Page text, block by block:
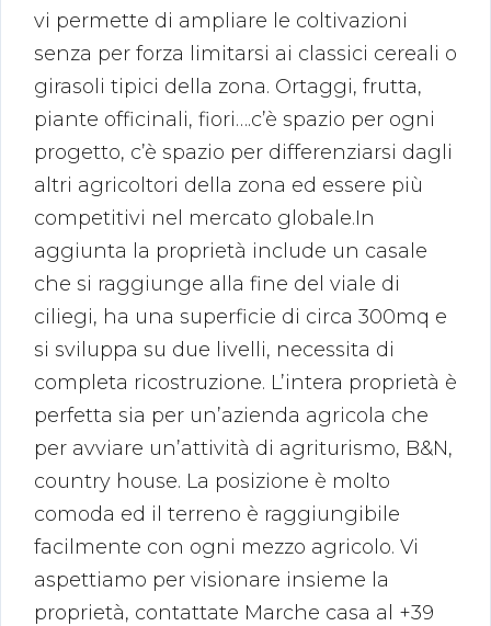
vi permette di ampliare le coltivazioni
senza per forza limitarsi ai classici cereali o
girasoli tipici della zona. Ortaggi, frutta,
piante officinali, fiori….c’è spazio per ogni
progetto, c’è spazio per differenziarsi dagli
altri agricoltori della zona ed essere più
competitivi nel mercato globale.In
aggiunta la proprietà include un casale
che si raggiunge alla fine del viale di
ciliegi, ha una superficie di circa 300mq e
si sviluppa su due livelli, necessita di
completa ricostruzione. L’intera proprietà è
perfetta sia per un’azienda agricola che
per avviare un’attività di agriturismo, B&N,
country house. La posizione è molto
comoda ed il terreno è raggiungibile
facilmente con ogni mezzo agricolo. Vi
aspettiamo per visionare insieme la
proprietà, contattate Marche casa al +39